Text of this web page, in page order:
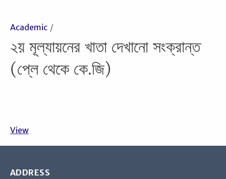
Academic
২য় মূল্যায়নের খাতা দেখানো সংক্রান্ত
(প্লে থেকে কে.জি)
View
ADDRESS